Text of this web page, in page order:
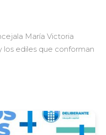
María Victoria
los ediles que conforman